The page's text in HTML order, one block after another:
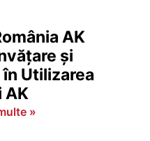
AK
și
Utilizarea
AK
»